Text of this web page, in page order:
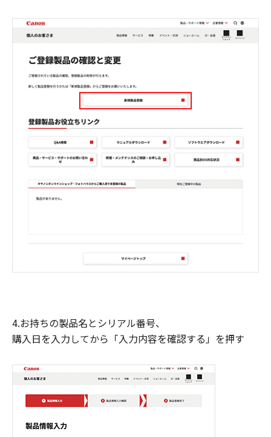
4.お持ちの製品名とシリアル番号、
購入日を入力してから「入力内容を確認する」を押す